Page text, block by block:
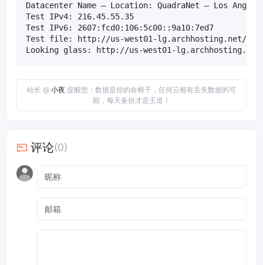
Datacenter Name – Location: QuadraNet – Los
Test IPv4: 216.45.55.35
Test IPv6: 2607:fcd0:106:5c00::9a10:7ed7
Test file: http://us-west01-lg.archhosting.net/
Looking glass: http://us-west01-lg.archhosting.net
站长 @ 小夜 提醒您：数据是你的命根子，任何云都有丢失数据的可
能，每天备份才是王道！
评论(0)